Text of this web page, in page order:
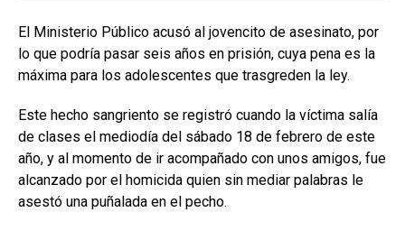
El Ministerio Público acusó al jovencito de asesinato, por
lo que podría pasar seis años en prisión, cuya pena es la
máxima para los adolescentes que trasgreden la ley.
Este hecho sangriento se registró cuando la víctima salía
de clases el mediodía del sábado 18 de febrero de este
año, y al momento de ir acompañado con unos amigos, fue
alcanzado por el homicida quien sin mediar palabras le
asestó una puñalada en el pecho.